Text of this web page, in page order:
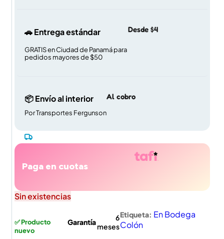
🚗 Entrega estándar
GRATIS en Ciudad de Panamá para
pedidos mayores de $50
Desde $4
📦 Envío al interior
Por Transportes Fergunson
Al cobro
Paga en cuotas
Sin existencias
✅ Producto
nuevo
Garantía
6
meses
Etiqueta: En Bodega
Colón